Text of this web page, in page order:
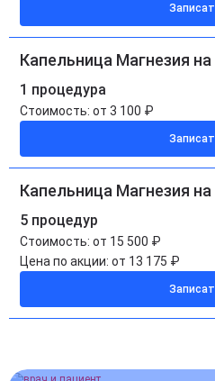
Капельница Магнезия
1 процедура
Стоимость: от 3 100 ₽
Капельница Магнезия
5 процедур
Стоимость: от 15 500 ₽
Цена по акции: от 13 175 ₽